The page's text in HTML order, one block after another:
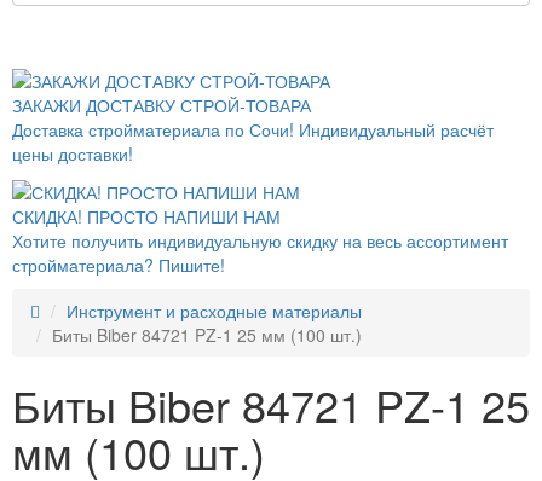
ЗАКАЖИ ДОСТАВКУ СТРОЙ-ТОВАРА
Доставка стройматериала по Сочи! Индивидуальный расчёт
цены доставки!
СКИДКА! ПРОСТО НАПИШИ НАМ
Хотите получить индивидуальную скидку на весь ассортимент
стройматериала? Пишите!
Инструмент и расходные материалы
Биты Biber 84721 PZ-1 25 мм (100 шт.)
Биты Biber 84721 PZ-1 25
мм (100 шт.)